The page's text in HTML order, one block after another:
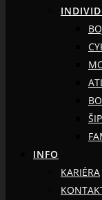
INFO
KARIÉRA